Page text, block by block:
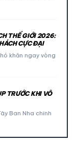
THẾ GIỚI 2026:
CỰC ĐẠI
khăn ngay vòng
TRƯỚC KHI VÔ
Ban Nha chinh